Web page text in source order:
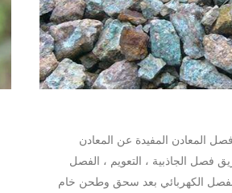
المعادن المفيدة عن المعادن
فصل الجاذبية ، التعويم ، الفصل
الكهربائي بعد سحق وطحن خام